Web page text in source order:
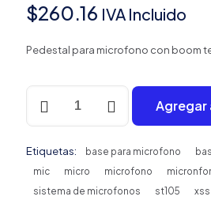
$260.16 IVA Incluido
Pedestal para microfono con boom
Base
micrófono
boom
telescopico
cantidad
Agregar
Etiquetas: base para microfono
mic
micro microfono
sistema de microfonos
st105